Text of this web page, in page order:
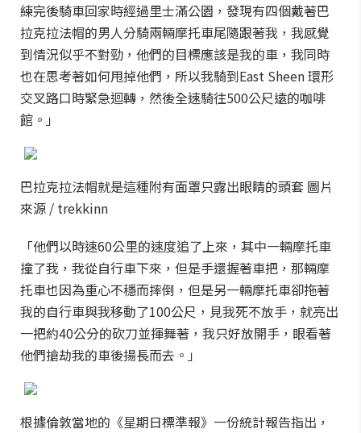
練完後騎車回家時經過里士滿公園，發現有四個戴著巴
拉克拉法帽的男人分騎兩輛摩托車尾隨跟著我，我感覺
到情況似乎不對勁，他們的目標應該是我的車，我同時
也在思考著如何甩掉他們，所以我騎到East Sheen 環形
交叉路口時緊急迴轉，然後全速騎往500公尺遠的咖啡
館。」
巴拉克拉法帽就是這種附有面罩只露出眼睛的頭套 圖片
來源 / trekkinn
「他們以時速60公里的速度追了上來，其中一輛摩托車
撞了我，我從自行車下來，但是手還握著車把，那輛摩
托車也因為重心不穩而摔倒，但是另一輛摩托車卻拖著
我的自行車與我移動了100公尺，見我死不放手，就亮出
一把約40公分的砍刀並揮舞著，我只好放開手，眼看著
他們搶劫我的車後揚長而去。」
根據倫敦當地的《星期日標準報》一份統計報告指出，